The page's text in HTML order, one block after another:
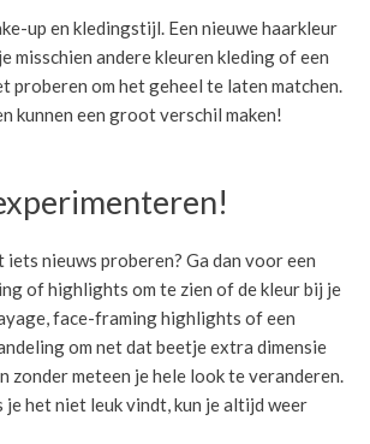
up en kledingstijl. Een nieuwe haarkleur
misschien andere kleuren kleding of een
proberen om het geheel te laten matchen.
kunnen een groot verschil maken!
iets nieuws proberen? Ga dan voor een
of highlights om te zien of de kleur bij je
face-framing highlights of een
om net dat beetje extra dimensie
zonder meteen je hele look te veranderen.
je het niet leuk vindt, kun je altijd weer